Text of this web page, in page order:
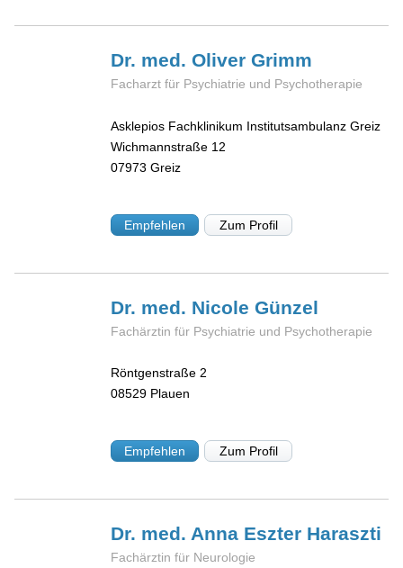
Dr. med. OliverGrimm
Facharzt für Psychiatrie und Psychotherapie
Asklepios Fachklinikum Institutsambulanz Greiz
Wichmannstraße 12
07973 Greiz
Empfehlen Zum Profil
Dr. med. NicoleGünzel
Fachärztin für Psychiatrie und Psychotherapie
Röntgenstraße 2
08529 Plauen
Empfehlen Zum Profil
Dr. med. Anna Eszter Haraszti
Fachärztin für Neurologie